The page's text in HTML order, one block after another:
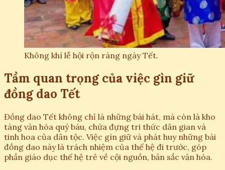
Không khí lễ hội rộn ràng ngày Tết.
Tầm quan trọng của việc gìn giữ
đồng dao Tết
Đồng dao Tết không chỉ là những bài hát, mà còn là kho
tàng văn hóa quý báu, chứa đựng tri thức dân gian và
tinh hoa của dân tộc. Việc gìn giữ và phát huy những bài
đồng dao này là trách nhiệm của thế hệ đi trước, góp
phần giáo dục thế hệ trẻ về cội nguồn, bản sắc văn hóa.